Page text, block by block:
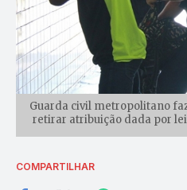
Guarda civil metropolitano
retirar atribuição dada por
COMPARTILHAR